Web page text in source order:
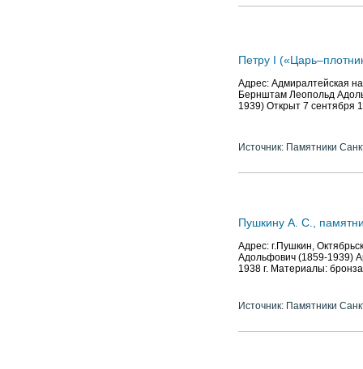
Петру I
Адрес: Адмиралтейская
Бернштам Леопольд
1939) Открыт 7 сентября
Источник: Памятники
Пушкину А. С.,
Адрес: г.Пушкин,
Адольфович (1859-1939)
1938 г. Материалы:
Источник: Памятники